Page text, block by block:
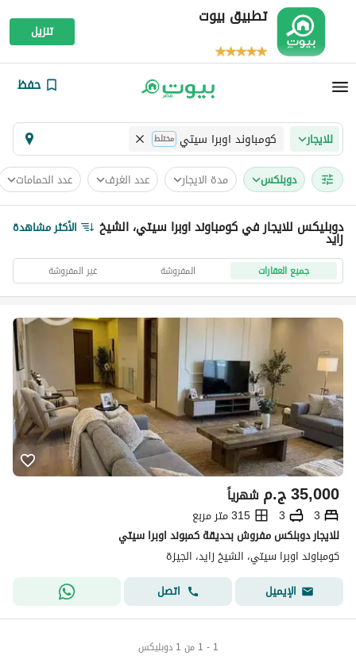
تطبيق بيوت
تنزيل
حفظ
للايجار كومباوند اوبرا سيتي مختلط
دوبلكس مدة الايجار عدد الغرف عدد الحمامات
دوبليكس للايجار في كومباوند اوبرا سيتي، الشيخ
زايد الأكثر مشاهدة
جميع العقارات المفروشة غير المفروشة
ج.م35,000 شهرياً
3
3
315 متر مربع
للايجار دوبلكس مفروش بحديقة كمبوند اوبرا سيتي
كومباوند اوبرا سيتي، الشيخ زايد، الجيزة
الإيميل
اتصل
1 - 1 من 1 دوبليكس